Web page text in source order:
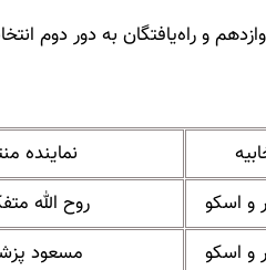
و راه‌یافتگان به دور دوم
نماینده
و اسکو روح الله
و اسکو مسعود